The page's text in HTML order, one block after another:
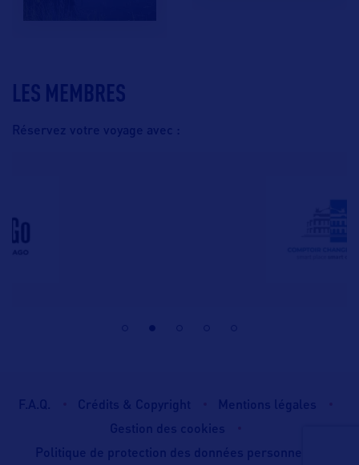
LES MEMBRES
Réservez votre voyage avec :
F.A.Q. Crédits & Copyright
Mentions légales
Gestion des cookies
Politique de protection des données personnelles